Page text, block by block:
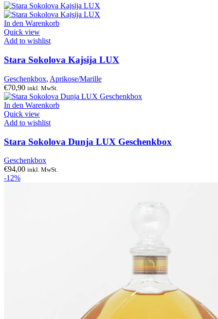
In den Warenkorb
Quick view
Add to wishlist
Stara Sokolova Kajsija LUX
Geschenkbox, Aprikose/Marille
€70,90 inkl. MwSt.
In den Warenkorb
Quick view
Add to wishlist
Stara Sokolova Dunja LUX Geschenkbox
Geschenkbox
€94,00 inkl. MwSt.
-12%